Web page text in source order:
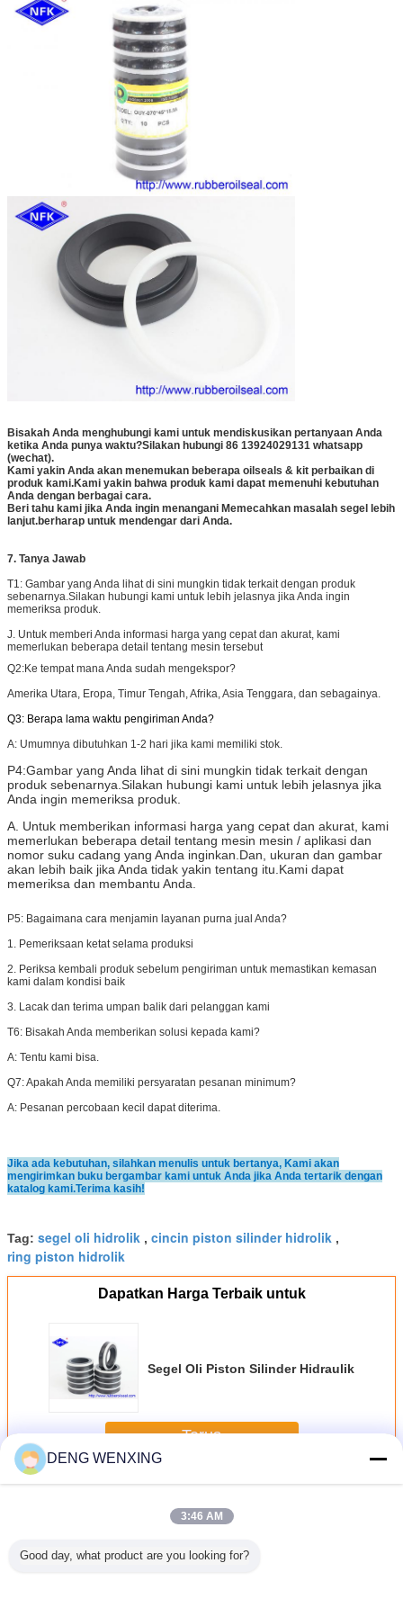
Bisakah Anda menghubungi kami untuk mendiskusikan pertanyaan Anda
ketika Anda punya waktu?Silakan hubungi 86 13924029131 whatsapp
(wechat).
Kami yakin Anda akan menemukan beberapa oilseals & kit perbaikan di
produk kami.Kami yakin bahwa produk kami dapat memenuhi kebutuhan
Anda dengan berbagai cara.
Beri tahu kami jika Anda ingin menangani Memecahkan masalah segel lebih
lanjut.berharap untuk mendengar dari Anda.
7. Tanya Jawab
T1: Gambar yang Anda lihat di sini mungkin tidak terkait dengan produk
sebenarnya.Silakan hubungi kami untuk lebih jelasnya jika Anda ingin
memeriksa produk.
J. Untuk memberi Anda informasi harga yang cepat dan akurat, kami
memerlukan beberapa detail tentang mesin tersebut
Q2:Ke tempat mana Anda sudah mengekspor?
Amerika Utara, Eropa, Timur Tengah, Afrika, Asia Tenggara, dan sebagainya.
Q3: Berapa lama waktu pengiriman Anda?
A: Umumnya dibutuhkan 1-2 hari jika kami memiliki stok.
P4:Gambar yang Anda lihat di sini mungkin tidak terkait dengan
produk sebenarnya.Silakan hubungi kami untuk lebih jelasnya jika
Anda ingin memeriksa produk.
A. Untuk memberikan informasi harga yang cepat dan akurat, kami
memerlukan beberapa detail tentang mesin mesin / aplikasi dan
nomor suku cadang yang Anda inginkan.Dan, ukuran dan gambar
akan lebih baik jika Anda tidak yakin tentang itu.Kami dapat
memeriksa dan membantu Anda.
P5: Bagaimana cara menjamin layanan purna jual Anda?
1. Pemeriksaan ketat selama produksi
2. Periksa kembali produk sebelum pengiriman untuk memastikan kemasan
kami dalam kondisi baik
3. Lacak dan terima umpan balik dari pelanggan kami
T6: Bisakah Anda memberikan solusi kepada kami?
A: Tentu kami bisa.
Q7: Apakah Anda memiliki persyaratan pesanan minimum?
A: Pesanan percobaan kecil dapat diterima.
Jika ada kebutuhan, silahkan menulis untuk bertanya, Kami akan
mengirimkan buku bergambar kami untuk Anda jika Anda tertarik dengan
katalog kami.Terima kasih!
Tag: segel oli hidrolik , cincin piston silinder hidrolik ,
ring piston hidrolik
Dapatkan Harga Terbaik untuk
Segel Oli Piston Silinder Hidraulik
Terus
LebihSegel Piston Hidraulik
DENG WENXING
3:46 AM
Good day, what product are you looking for?